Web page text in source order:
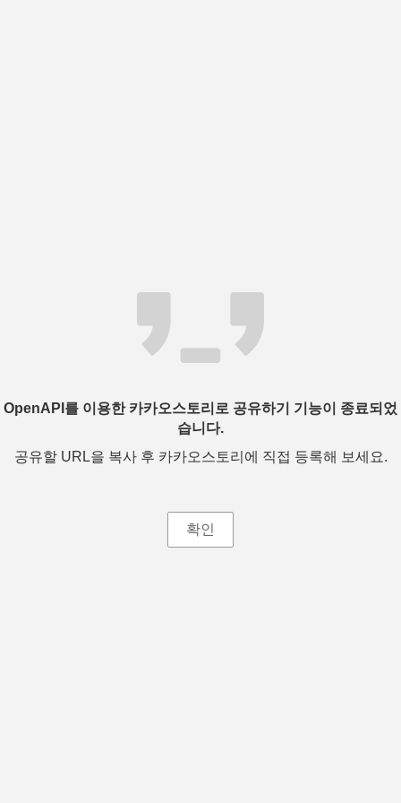
OpenAPI를 이용한 카카오스토리로 공유하기 기능이 종료되었
습니다.
공유할 URL을 복사 후 카카오스토리에 직접 등록해 보세요.
확인